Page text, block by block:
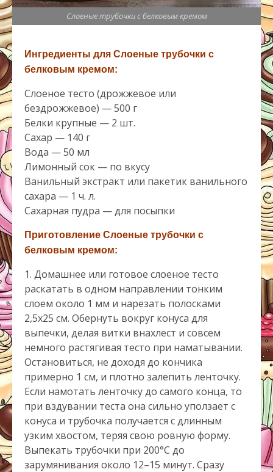
Cлоеные трубочки с белковым кремом
Ингредиенты для Cлоеные трубочки с
белковым кремом:
Слоеное тесто (дрожжевое или
бездрожжевое) — 500 г
Белки крупные — 2 шт.
Сахар — 140 г
Вода — 50 мл
Лимонный сок — по вкусу
Ванильный экстракт или пакетик ванильного
сахара — 1 ч. л.
Сахарная пудра — для посыпки
Приготовление Cлоеные трубочки с
белковым кремом:
1. Домашнее или готовое слоеное тесто
раскатать в одном направлении тонким
слоем около 1 мм и нарезать полосками
2,5х25 см. Обернуть вокруг конуса для
выпечки, делая витки внахлест и совсем
немного растягивая тесто при наматывании.
Остановиться, не доходя до кончика
примерно 1 см, и плотно залепить ленточку.
Если намотать ленточку до самого конца, то
при вздувании теста она сильно уползает с
конуса и трубочка получается с длинным
узким хвостом, теряя свою ровную форму.
Выпекать трубочки при 200°C до
зарумянивания около 12–15 минут. Сразу